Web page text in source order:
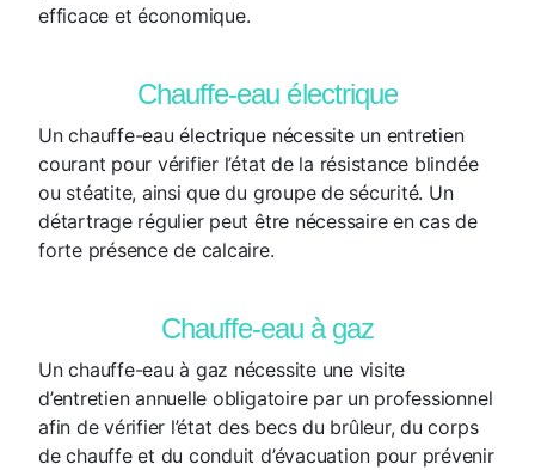
efficace et économique.
Chauffe-eau électrique
Un chauffe-eau électrique nécessite un entretien
courant pour vérifier l’état de la résistance blindée
ou stéatite, ainsi que du groupe de sécurité. Un
détartrage régulier peut être nécessaire en cas de
forte présence de calcaire.
Chauffe-eau à gaz
Un chauffe-eau à gaz nécessite une visite
d’entretien annuelle obligatoire par un professionnel
afin de vérifier l’état des becs du brûleur, du corps
de chauffe et du conduit d’évacuation pour prévenir